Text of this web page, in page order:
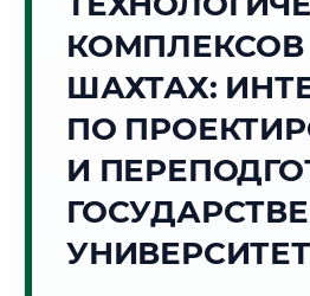
2026 г.
Погода в г. Шахты:⛅ +30°C,
🌅 Восход: 05:06
📍 Региональная справка
КОМПЛЕКСОВ
ШАХТАХ:
ПО
И